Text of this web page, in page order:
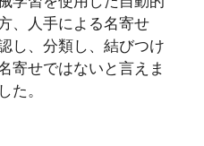
、人手による名寄せ
し、分類し、結びつけ
寄せではないと言えま
た。